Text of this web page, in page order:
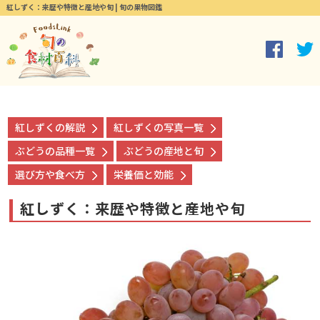
紅しずく：来歴や特徴と産地や旬 | 旬の果物図鑑
紅しずくの解説
紅しずくの写真一覧
ぶどうの品種一覧
ぶどうの産地と旬
選び方や食べ方
栄養価と効能
紅しずく：来歴や特徴と産地や旬